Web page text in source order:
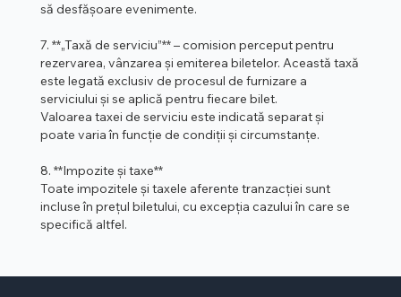
să desfășoare evenimente.
7. **„Taxă de serviciu”** – comision perceput pentru
rezervarea, vânzarea și emiterea biletelor. Această taxă
este legată exclusiv de procesul de furnizare a
serviciului și se aplică pentru fiecare bilet.
Valoarea taxei de serviciu este indicată separat și
poate varia în funcție de condiții și circumstanțe.
8. **Impozite și taxe**
Toate impozitele și taxele aferente tranzacției sunt
incluse în prețul biletului, cu excepția cazului în care se
specifică altfel.